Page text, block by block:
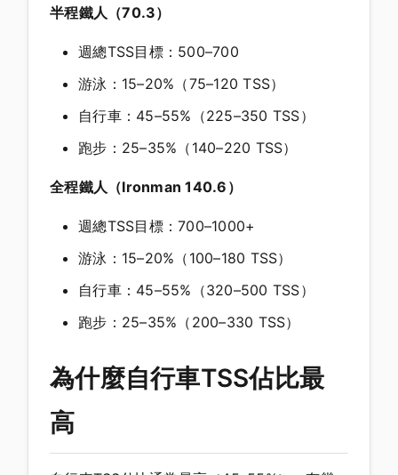
半程鐵人（70.3）
週總TSS目標：500–700
游泳：15–20%（75–120 TSS）
自行車：45–55%（225–350 TSS）
跑步：25–35%（140–220 TSS）
全程鐵人（Ironman 140.6）
週總TSS目標：700–1000+
游泳：15–20%（100–180 TSS）
自行車：45–55%（320–500 TSS）
跑步：25–35%（200–330 TSS）
為什麼自行車TSS佔比最
高